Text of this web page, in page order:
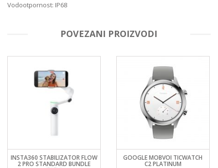
Vodootpornost: IP68
POVEZANI PROIZVODI
INSTA360 STABILIZATOR FLOW
2 PRO STANDARD BUNDLE
GOOGLE MOBVOI TICWATCH
C2 PLATINUM